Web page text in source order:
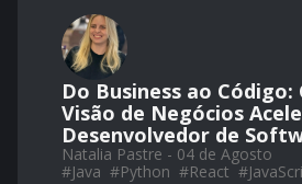
Do Business ao Código:
Visão de Negócios
Desenvolvedor de
Natalia Pastre - 04 de Agosto
#Java #Python #React #